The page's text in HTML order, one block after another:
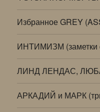
Избранное GREY
ИНТИМИЗМ (заметки
ЛИНД ЛЕНДАС,
АРКАДИЙ и МАРК